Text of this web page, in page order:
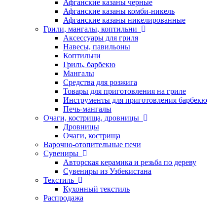
Афганские казаны черные
Афганские казаны комби-никель
Афганские казаны никелированные
Грили, мангалы, коптильни
Аксессуары для гриля
Навесы, павильоны
Коптильни
Гриль, барбекю
Мангалы
Средства для розжига
Товары для приготовления на гриле
Инструменты для приготовления барбекю
Печь-мангалы
Очаги, кострища, дровницы
Дровницы
Очаги, кострища
Варочно-отопительные печи
Сувениры
Авторская керамика и резьба по дереву
Сувениры из Узбекистана
Текстиль
Кухонный текстиль
Распродажа